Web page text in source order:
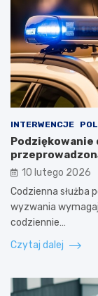
INTERWENCJE
10 lutego 2026
Codzienna służba
wyzwania
codziennie…
Czytaj dalej